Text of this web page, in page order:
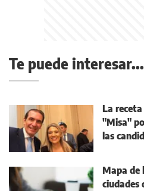
Te puede interesar...
La
"Misa"
las
Mapa de
ciudades